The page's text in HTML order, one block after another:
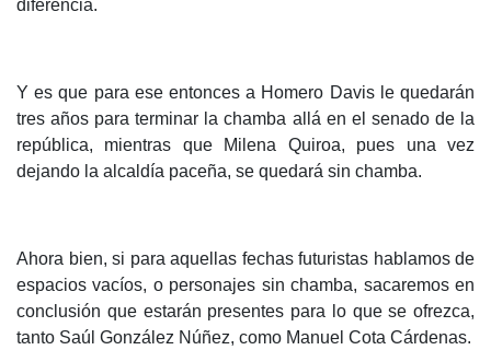
diferencia.
Y es que para ese entonces a Homero Davis le quedarán
tres años para terminar la chamba allá en el senado de la
república, mientras que Milena Quiroa, pues una vez
dejando la alcaldía paceña, se quedará sin chamba.
Ahora bien, si para aquellas fechas futuristas hablamos de
espacios vacíos, o personajes sin chamba, sacaremos en
conclusión que estarán presentes para lo que se ofrezca,
tanto Saúl González Núñez, como Manuel Cota Cárdenas.